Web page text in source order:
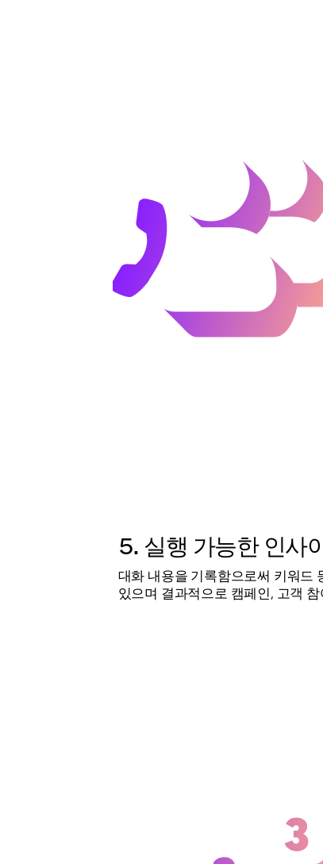
5. 실행 가능한 인사
대화 내용을 기록함으로써 키워드
있으며 결과적으로 캠페인, 고객